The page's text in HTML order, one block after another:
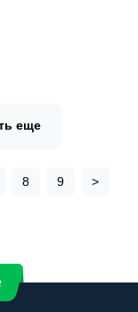
еще
8 9 >